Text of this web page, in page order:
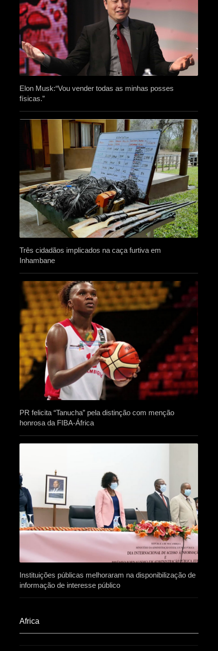
Elon Musk:“Vou vender todas as minhas posses
físicas.”
Três cidadãos implicados na caça furtiva em
Inhambane
PR felicita “Tanucha” pela distinção com menção
honrosa da FIBA-África
Instituições públicas melhoraram na disponibilização de
informação de interesse público
Africa​